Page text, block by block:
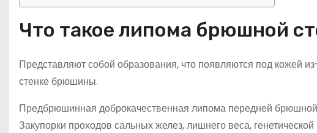
Что такое липома брюшной
Представляют собой образования, что появляются под кожей
стенке брюшины.
Предбрюшинная доброкачественная липома передней
Закупорки проходов сальных желез, лишнего веса,